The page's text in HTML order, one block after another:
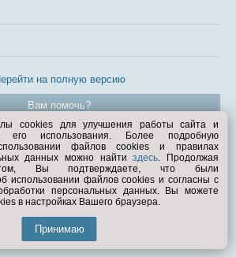
на полную версию
Вам помочь?
© Exist.ru 1998—2026
cookies для улучшения работы сайта и
его использования. Более подробную
файлов cookies и правилах
данных можно найтиздесь. Продолжая
Вы подтверждаете, что были
использовании файлов cookies и согласны с
персональных данных. Вы можете
в настройках Вашего браузера.
Принимаю